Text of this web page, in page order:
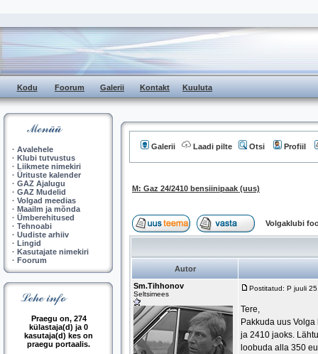
Kodu Foorum Galerii Kontakt Kuuluta
· Avalehele
· Klubi tutvustus
· Liikmete nimekiri
· Ürituste kalender
· GAZ Ajalugu
· GAZ Mudelid
· Volgad meedias
· Maailm ja mõnda
· Ümberehitused
· Tehnoabi
· Uudiste arhiiv
· Lingid
· Kasutajate nimekiri
· Foorum
Praegu on, 274
külastaja(d) ja 0
kasutaja(d) kes on
praegu portaalis.
Galerii Laadi pilte Otsi Profiil
M: Gaz 24/2410 bensiinipaak (uus)
Volgaklubi
Autor
Sm.Tihhonov
Seltsimees
Postitatud: P juuli
Tere,
Pakkuda uus
ja 2410 jaoks.
loobuda alla 350